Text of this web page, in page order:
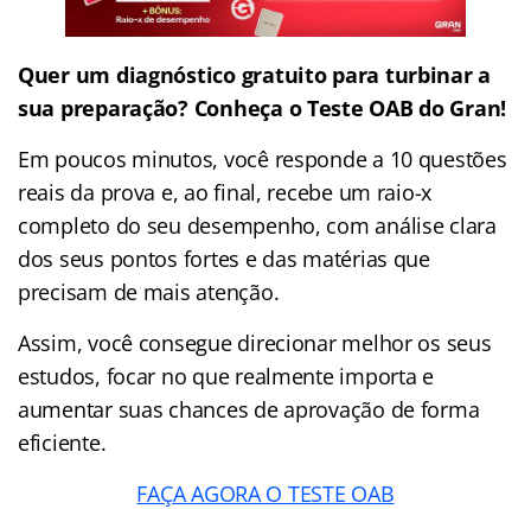
Quer um diagnóstico gratuito para turbinar a
sua preparação? Conheça o Teste OAB do Gran!
Em poucos minutos, você responde a 10 questões
reais da prova e, ao final, recebe um raio-x
completo do seu desempenho, com análise clara
dos seus pontos fortes e das matérias que
precisam de mais atenção.
Assim, você consegue direcionar melhor os seus
estudos, focar no que realmente importa e
aumentar suas chances de aprovação de forma
eficiente.
FAÇA AGORA O TESTE OAB